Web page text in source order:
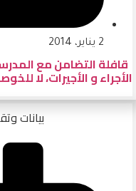
2 يناير، 2014
قافلة التضامن مع
الأجراء و الأجيرات، لا
بيانات